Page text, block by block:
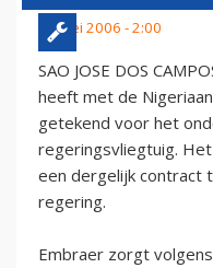
17 mei 2006 - 2:00
SAO JOSE DOS
heeft met de
getekend voor het
regeringsvliegtuig.
een dergelijk contract
regering.
Embraer zorgt